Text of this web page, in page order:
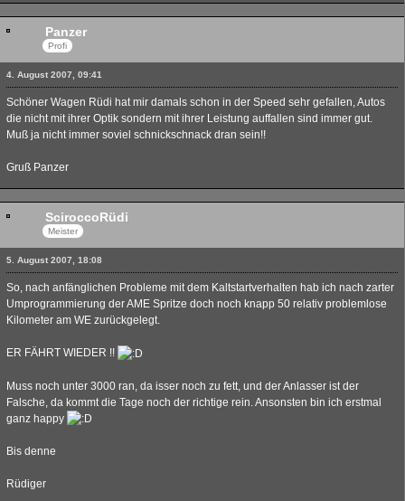
Panzer
Profi
4. August 2007, 09:41
Schöner Wagen Rüdi hat mir damals schon in der Speed sehr gefallen, Autos
die nicht mit ihrer Optik sondern mit ihrer Leistung auffallen sind immer gut.
Muß ja nicht immer soviel schnickschnack dran sein!!
Gruß Panzer
SciroccoRüdi
Meister
5. August 2007, 18:08
So, nach anfänglichen Probleme mit dem Kaltstartverhalten hab ich nach zarter
Umprogrammierung der AME Spritze doch noch knapp 50 relativ problemlose
Kilometer am WE zurückgelegt.
ER FÄHRT WIEDER !!
Muss noch unter 3000 ran, da isser noch zu fett, und der Anlasser ist der
Falsche, da kommt die Tage noch der richtige rein. Ansonsten bin ich erstmal
ganz happy
Bis denne
Rüdiger